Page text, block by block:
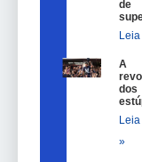
de
Leia
A
dos
»